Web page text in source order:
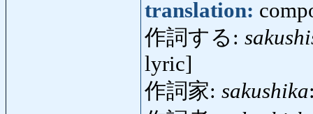
translation:
作詞する:
lyric]
作詞家: sakushika